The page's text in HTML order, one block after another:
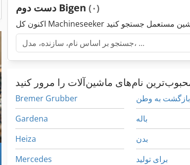
دست دوم Bigen (۰)
Bremer Grubber
Gardena
Heiza
Mercedes
بازگشت به وطن
باله
بدن
برای تولید